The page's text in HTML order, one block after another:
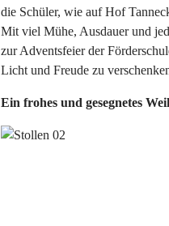
die Schüler, wie auf Hof
Mit viel Mühe, Ausdauer und
zur Adventsfeier der
Licht und Freude zu
Ein frohes und gesegnetes